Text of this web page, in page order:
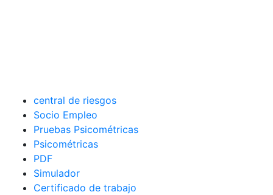
central de riesgos
Socio Empleo
Pruebas Psicométricas
Psicométricas
PDF
Simulador
Certificado de trabajo